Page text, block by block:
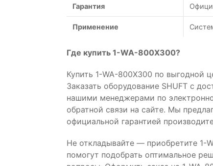
Гарантия
Применение
Где купить 1-WA-800X300?
Купить 1-WA-800X300 по выгодной
Заказать оборудование SHUFT с
нашими менеджерами по
обратной связи на сайте. Мы
официальной гарантией
Не откладывайте — приобретите 1-
помогут подобрать оптимальное